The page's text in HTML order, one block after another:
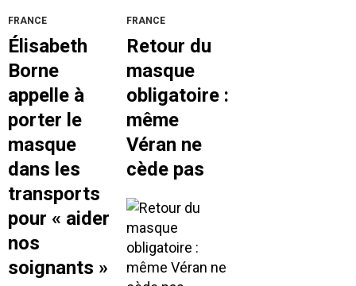
FRANCE
Élisabeth
Borne
appelle à
porter le
masque
dans les
transports
pour « aider
nos
soignants »
FRANCE
Retour du
masque
obligatoire :
même
Véran ne
cède pas